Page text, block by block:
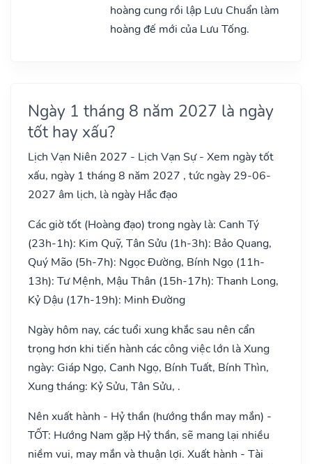
hoàng cung rồi lập Lưu Chuẩn làm
hoàng đế mới của Lưu Tống.
Ngày 1 tháng 8 năm 2027 là ngày
tốt hay xấu?
Lịch Vạn Niên 2027 - Lịch Vạn Sự - Xem ngày tốt
xấu, ngày 1 tháng 8 năm 2027 , tức ngày 29-06-
2027 âm lịch, là ngày Hắc đạo
Các giờ tốt (Hoàng đạo) trong ngày là: Canh Tý
(23h-1h): Kim Quỹ, Tân Sửu (1h-3h): Bảo Quang,
Quý Mão (5h-7h): Ngọc Đường, Bính Ngọ (11h-
13h): Tư Mệnh, Mậu Thân (15h-17h): Thanh Long,
Kỷ Dậu (17h-19h): Minh Đường
Ngày hôm nay, các tuổi xung khắc sau nên cẩn
trọng hơn khi tiến hành các công việc lớn là Xung
ngày: Giáp Ngọ, Canh Ngọ, Bính Tuất, Bính Thìn,
Xung tháng: Kỷ Sửu, Tân Sửu, .
Nên xuất hành - Hỷ thần (hướng thần may mắn) -
TỐT: Hướng Nam gặp Hỷ thần, sẽ mang lại nhiều
niềm vui, may mắn và thuận lợi. Xuất hành - Tài